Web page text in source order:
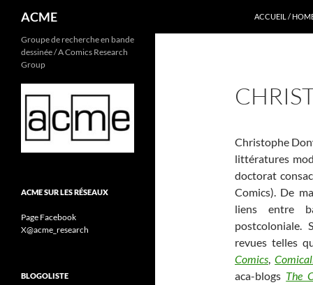
Aller
ACME ACCUEIL /
Christophe
littératures
doctorat
Comics). De
liens entre
postcoloniale.
revues telles
Comics,
aca-blogs The
Groupe de recherche en bande
dessinée / A Comics Research
Group
ACME SUR LES RÉSEAUX
Page Facebook
X@acme_research
BLOGOLISTE